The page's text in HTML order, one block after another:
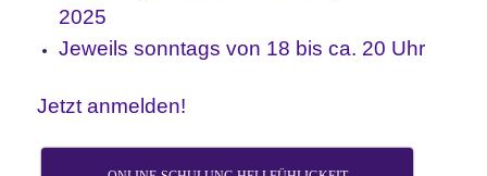
2025
Jeweils sonntags von 18 bis ca. 20 Uhr
Jetzt anmelden!